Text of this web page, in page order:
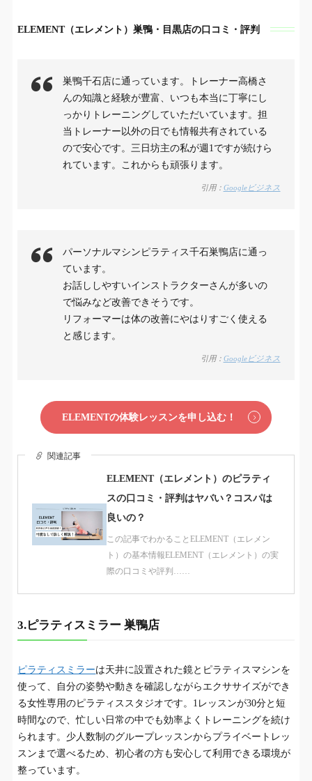
ELEMENT（エレメント）巣鴨・目黒店の口コミ・評判
巣鴨千石店に通っています。トレーナー高橋さ
んの知識と経験が豊富、いつも本当に丁寧にし
っかりトレーニングしていただいています。担
当トレーナー以外の日でも情報共有されている
ので安心です。三日坊主の私が週1ですが続けら
れています。これからも頑張ります。
引用： Googleビジネス
パーソナルマシンピラティス千石巣鴨店に通っ
ています。
お話ししやすいインストラクターさんが多いの
で悩みなど改善できそうです。
リフォーマーは体の改善にやはりすごく使える
と感じます。
引用： Googleビジネス
ELEMENTの体験レッスンを申し込む！
関連記事
ELEMENT（エレメント）のピラティ
スの口コミ・評判はヤバい？コスパは
良いの？
この記事でわかることELEMENT（エレメン
ト）の基本情報ELEMENT（エレメント）の実
際の口コミや評判……
3.ピラティスミラー 巣鴨店
ピラティスミラーは天井に設置された鏡とピラティスマシンを
使って、自分の姿勢や動きを確認しながらエクササイズができ
る女性専用のピラティススタジオです。1レッスンが30分と短
時間なので、忙しい日常の中でも効率よくトレーニングを続け
られます。少人数制のグループレッスンからプライベートレッ
スンまで選べるため、初心者の方も安心して利用できる環境が
整っています。